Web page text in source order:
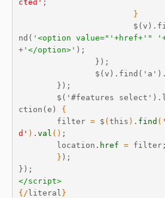
cted' ;
}
nd(' <option value="'+href+'"
+' </option> ');
ction(e) {
	filter
= $ ( this ) . find (
d' ) . val ( ) ;
	location.
href = filter;
} );
</script>
{ / literal }